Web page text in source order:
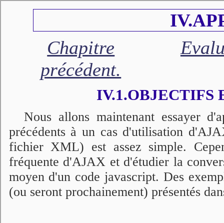
Chapitre
précédent.
IV.1.OBJECTIFS
Nous allons maintenant essayer
précédents à un cas d'utilisation
fichier XML) est assez simple.
fréquente d'AJAX et d'étudier la
moyen d'un code javascript. Des
(ou seront prochainement) présentés